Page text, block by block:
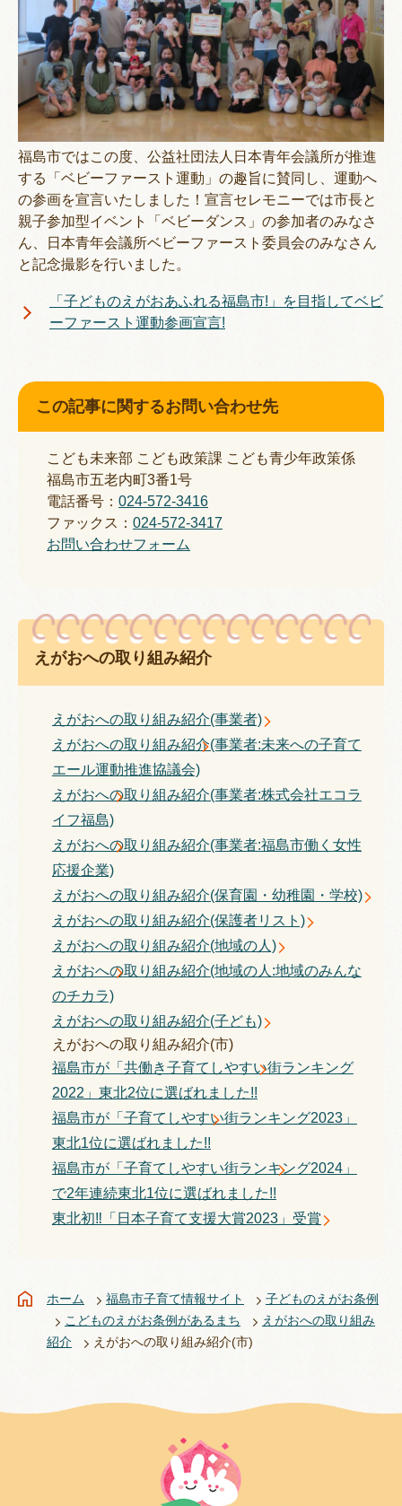
福島市ではこの度、公益社団法人日本青年会議所が推進
する「ベビーファースト運動」の趣旨に賛同し、運動へ
の参画を宣言いたしました！宣言セレモニーでは市長と
親子参加型イベント「ベビーダンス」の参加者のみなさ
ん、日本青年会議所ベビーファースト委員会のみなさん
と記念撮影を行いました。
「子どものえがおあふれる福島市!」を目指してベビ
ーファースト運動参画宣言!
この記事に関するお問い合わせ先
こども未来部 こども政策課 こども青少年政策係
福島市五老内町3番1号
電話番号： 024-572-3416
ファックス： 024-572-3417
お問い合わせフォーム
えがおへの取り組み紹介
えがおへの取り組み紹介(事業者)
えがおへの取り組み紹介(事業者:未来への子育て
エール運動推進協議会)
えがおへの取り組み紹介(事業者:株式会社エコラ
イフ福島)
えがおへの取り組み紹介(事業者:福島市働く女性
応援企業)
えがおへの取り組み紹介(保育園・幼稚園・学校)
えがおへの取り組み紹介(保護者リスト)
えがおへの取り組み紹介(地域の人)
えがおへの取り組み紹介(地域の人:地域のみんな
のチカラ)
えがおへの取り組み紹介(子ども)
えがおへの取り組み紹介(市)
福島市が「共働き子育てしやすい街ランキング
2022」東北2位に選ばれました!!
福島市が「子育てしやすい街ランキング2023」
東北1位に選ばれました!!
福島市が「子育てしやすい街ランキング2024」
で2年連続東北1位に選ばれました!!
東北初‼「日本子育て支援大賞2023」受賞
ホーム 福島市子育て情報サイト
子どものえがお条例
こどものえがお条例があるまち
えがおへの取り組み
紹介
えがおへの取り組み紹介(市)